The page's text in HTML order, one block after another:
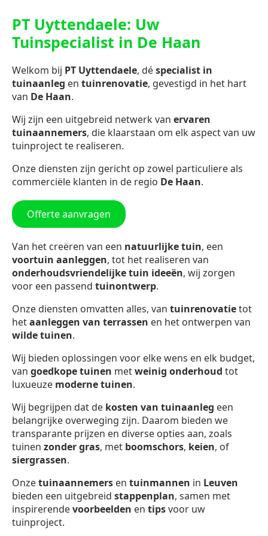
PT Uyttendaele: Uw
Tuinspecialist in De Haan
Welkom bij PT Uyttendaele, déspecialist in
tuinaanleg en tuinrenovatie, gevestigd in het hart
van De Haan.
Wij zijn een uitgebreid netwerk van ervaren
tuinaannemers, die klaarstaan om elk aspect van uw
tuinproject te realiseren.
Onze diensten zijn gericht op zowel particuliere als
commerciële klanten in de regio De Haan.
Offerte aanvragen
Van het creëren van een natuurlijke tuin, een
voortuin aanleggen, tot het realiseren van
onderhoudsvriendelijke tuin ideeën, wij zorgen
voor een passend tuinontwerp.
Onze diensten omvatten alles, van tuinrenovatietot
hetaanleggen van terrassen en het ontwerpen van
wilde tuinen.
Wij bieden oplossingen voor elke wens en elk budget,
van goedkope tuinen metweinig onderhoud tot
luxueuze moderne tuinen.
Wij begrijpen dat de kosten van tuinaanleg een
belangrijke overweging zijn. Daarom bieden we
transparante prijzen en diverse opties aan, zoals
tuinen zonder gras, met boomschors, keien, of
siergrassen.
Onzetuinaannemers en tuinmannen in Leuven
bieden een uitgebreid stappenplan, samen met
inspirerendevoorbeelden en tipsvoor uw
tuinproject.